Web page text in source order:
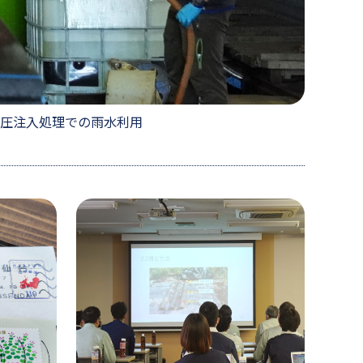
注入処理での雨水利用